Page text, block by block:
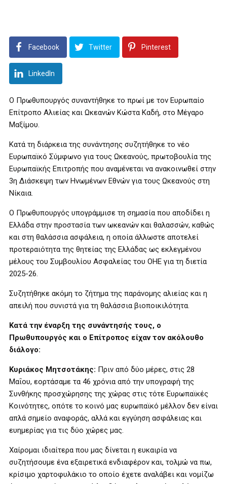
Facebook Twitter Pinterest
LinkedIn
Ο Πρωθυπουργός συναντήθηκε το πρωί με τον Ευρωπαίο
Επίτροπο Αλιείας και Ωκεανών Κώστα Καδή, στο Μέγαρο
Μαξίμου.
Κατά τη διάρκεια της συνάντησης συζητήθηκε το νέο
Ευρωπαϊκό Σύμφωνο για τους Ωκεανούς, πρωτοβουλία της
Ευρωπαϊκής Επιτροπής που αναμένεται να ανακοινωθεί στην
3η Διάσκεψη των Ηνωμένων Εθνών για τους Ωκεανούς στη
Νίκαια.
Ο Πρωθυπουργός υπογράμμισε τη σημασία που αποδίδει η
Ελλάδα στην προστασία των ωκεανών και θαλασσών, καθώς
και στη θαλάσσια ασφάλεια, η οποία άλλωστε αποτελεί
προτεραιότητα της θητείας της Ελλάδας ως εκλεγμένου
μέλους του Συμβουλίου Ασφαλείας του ΟΗΕ για τη διετία
2025-26.
Συζητήθηκε ακόμη το ζήτημα της παράνομης αλιείας και η
απειλή που συνιστά για τη θαλάσσια βιοποικιλότητα.
Κατά την έναρξη της συνάντησής τους, ο
Πρωθυπουργός και ο Επίτροπος είχαν τον ακόλουθο
διάλογο:
Κυριάκος Μητσοτάκης: Πριν από δύο μέρες, στις 28
Μαΐου, εορτάσαμε τα 46 χρόνια από την υπογραφή της
Συνθήκης προσχώρησης της χώρας στις τότε Ευρωπαϊκές
Κοινότητες, οπότε το κοινό μας ευρωπαϊκό μέλλον δεν είναι
απλά σημείο αναφοράς, αλλά και εγγύηση ασφάλειας και
ευημερίας για τις δύο χώρες μας.
Χαίρομαι ιδιαίτερα που μας δίνεται η ευκαιρία να
συζητήσουμε ένα εξαιρετικά ενδιαφέρον και, τολμώ να πω,
κρίσιμο χαρτοφυλάκιο το οποίο έχετε αναλάβει και νομίζω